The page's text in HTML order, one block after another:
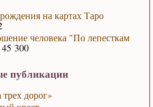
на картах Таро
человека "По лепесткам
300
публикации
дорог»